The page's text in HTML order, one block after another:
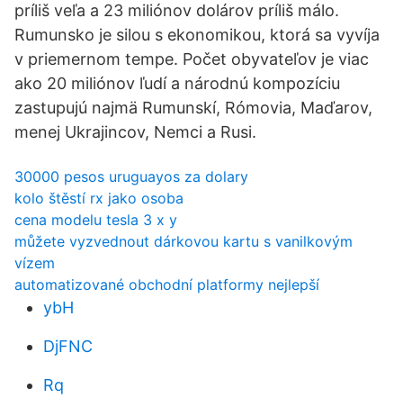
príliš veľa a 23 miliónov dolárov príliš málo.
Rumunsko je silou s ekonomikou, ktorá sa vyvíja
v priemernom tempe. Počet obyvateľov je viac
ako 20 miliónov ľudí a národnú kompozíciu
zastupujú najmä Rumunskí, Rómovia, Maďarov,
menej Ukrajincov, Nemci a Rusi.
30000 pesos uruguayos za dolary
kolo štěstí rx jako osoba
cena modelu tesla 3 x y
můžete vyzvednout dárkovou kartu s vanilkovým
vízem
automatizované obchodní platformy nejlepší
ybH
DjFNC
Rq